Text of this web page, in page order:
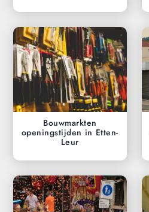
Bouwmarkten
openingstijden in Etten-
Leur